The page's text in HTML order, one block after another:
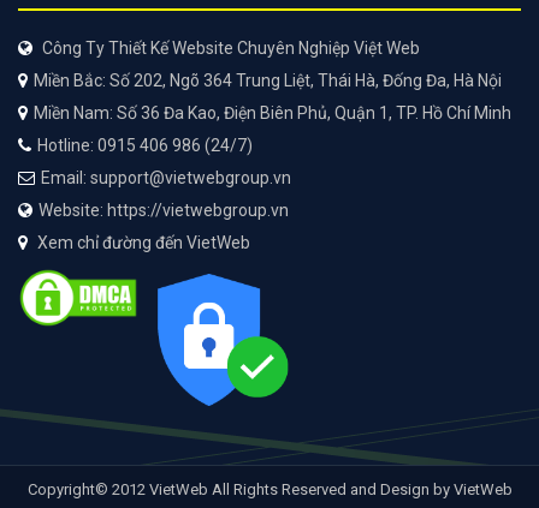
Công Ty Thiết Kế Website Chuyên Nghiệp Việt Web
Miền Bắc: Số 202, Ngõ 364 Trung Liệt, Thái Hà, Đống Đa, Hà Nội
Miền Nam: Số 36 Đa Kao, Điện Biên Phủ, Quận 1, TP. Hồ Chí Minh
Hotline: 0915 406 986 (24/7)
Email: support@vietwebgroup.vn
Website: https://vietwebgroup.vn
Xem chỉ đường đến VietWeb
Copyright© 2012 VietWeb All Rights Reserved and Design by VietWeb